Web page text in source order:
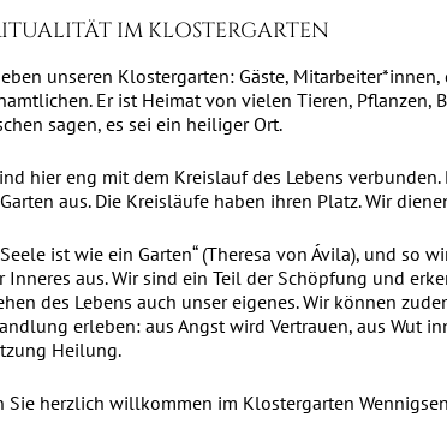
IM KLOSTERGARTEN
unseren Klostergarten: Gäste,
Er ist Heimat von vielen Tieren, Pflanzen,
sagen, es sei ein heiliger Ort.
hier eng mit dem Kreislauf des Lebens
aus. Die Kreisläufe haben ihren Platz. Wir
ist wie ein Garten“ (Theresa von Ávila), und so
Inneres aus. Wir sind ein Teil der Schöpfung und
des Lebens auch unser eigenes. Wir können
erleben: aus Angst wird Vertrauen, aus Wut
Heilung.
Sie herzlich willkommen im Klostergarten